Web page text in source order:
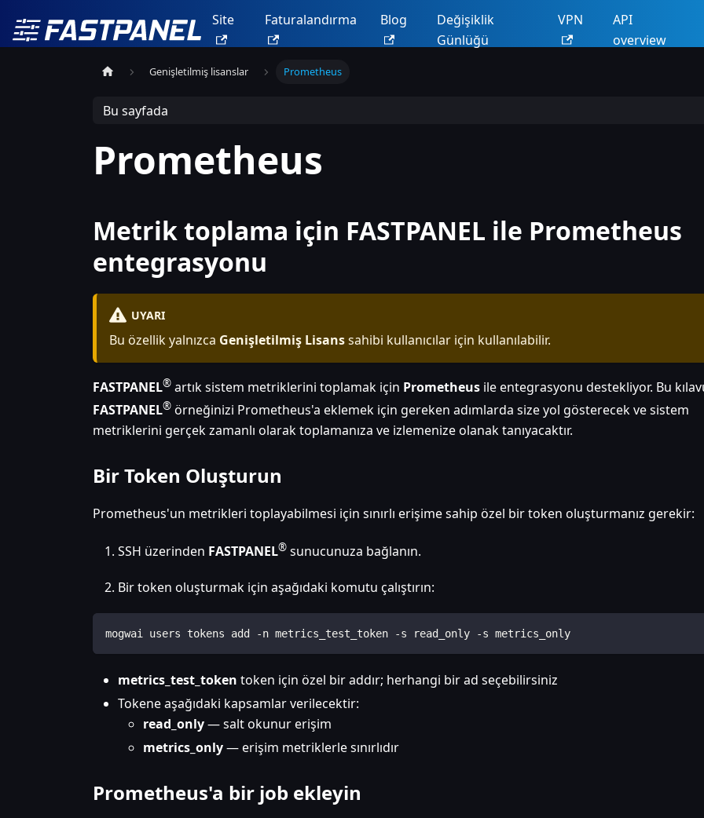
Site Faturalandırma Blog
Değişiklik
Günlüğü
VPN
API
overview
Genişletilmiş lisanslar Prometheus
Bu sayfada
Prometheus
Metrik toplama için FASTPANEL ile Prometheus
entegrasyonu
UYARI
Bu özellik yalnızca Genişletilmiş Lisanssahibi kullanıcılar için kullanılabilir.
FASTPANEL® artık sistem metriklerini toplamak için Prometheus ile entegrasyonu destekliyor. Bu
FASTPANEL® örneğinizi Prometheus'a eklemek için gereken adımlarda size yol gösterecek ve sistem
metriklerini gerçek zamanlı olarak toplamanıza ve izlemenize olanak tanıyacaktır.
Bir Token Oluşturun
Prometheus'un metrikleri toplayabilmesi için sınırlı erişime sahip özel bir token oluşturmanız gerekir:
SSH üzerinden FASTPANEL® sunucunuza bağlanın.
Bir token oluşturmak için aşağıdaki komutu çalıştırın:
mogwai users tokens add -n metrics_test_token -s read_only -s metrics_only
metrics_test_token token için özel bir addır; herhangi bir ad seçebilirsiniz
Tokene aşağıdaki kapsamlar verilecektir:
read_only— salt okunur erişim
metrics_only— erişim metriklerle sınırlıdır
Prometheus'a bir job ekleyin